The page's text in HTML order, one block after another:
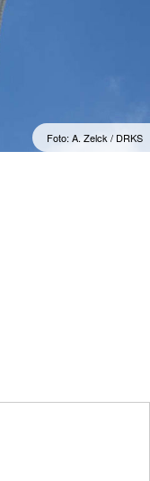
und
Foto: A. Zelck / DRKS